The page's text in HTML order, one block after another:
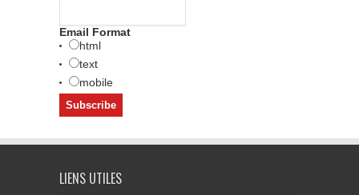
Email Format
html
text
mobile
LIENS UTILES